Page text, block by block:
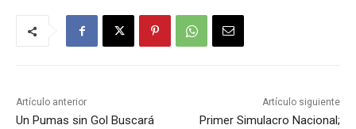
Artículo anterior
Un Pumas sin Gol Buscará
Artículo siguiente
Primer Simulacro Nacional;